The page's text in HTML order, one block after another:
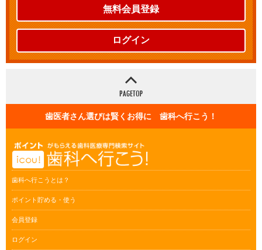
無料会員登録
ログイン
歯医者さん選びは賢くお得に 歯科へ行こう！
歯科へ行こうとは？
ポイント貯める・使う
会員登録
ログイン